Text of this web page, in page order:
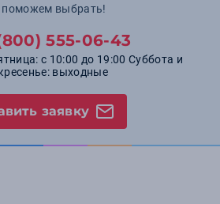
выбрать!
555-06-43
с 10:00 до 19:00 Суббота и
выходные
заявку